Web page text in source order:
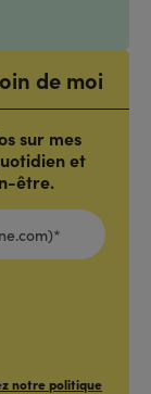
de moi
sur mes
et
être.
notre politique